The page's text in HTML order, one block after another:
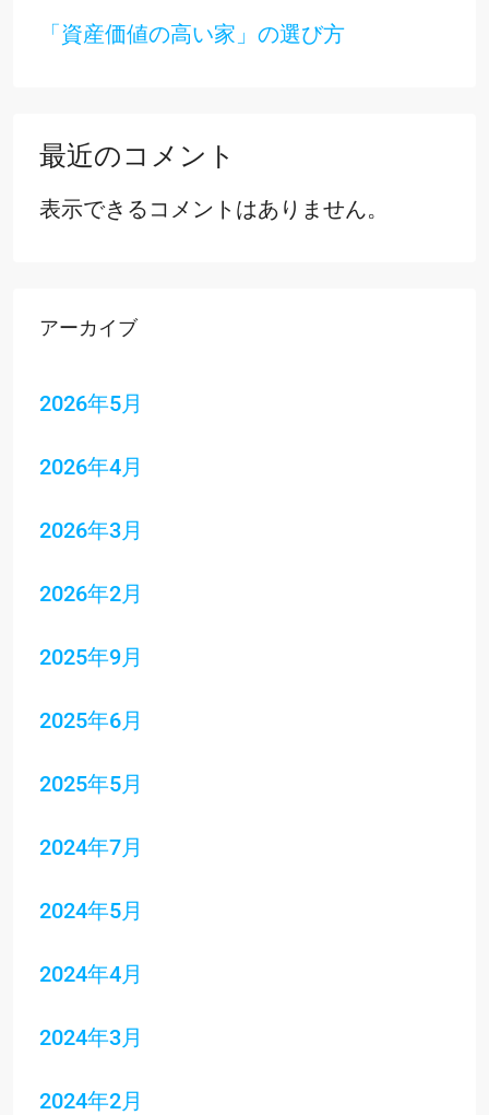
「資産価値の高い家」の選び方
最近のコメント
表示できるコメントはありません。
アーカイブ
2026年5月
2026年4月
2026年3月
2026年2月
2025年9月
2025年6月
2025年5月
2024年7月
2024年5月
2024年4月
2024年3月
2024年2月